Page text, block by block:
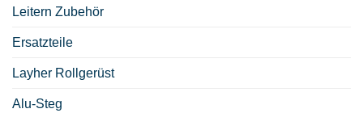
Leitern Zubehör
Ersatzteile
Layher Rollgerüst
Alu-Steg